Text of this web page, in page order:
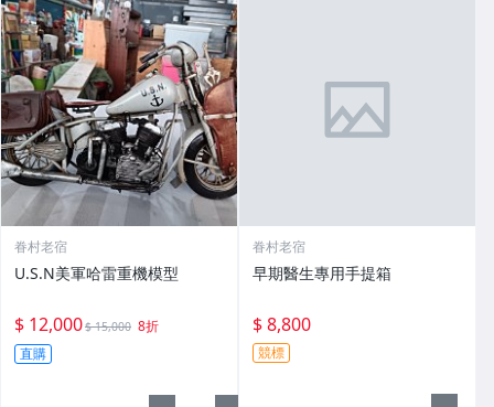
眷村老宿
U.S.N美軍哈雷重機模型
$ 12,000$ 15,000 8折
直購
眷村老宿
早期醫生專用手提箱
$ 8,800
競標